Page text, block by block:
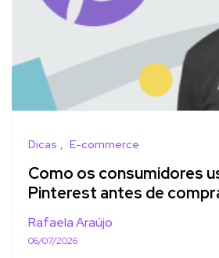
Dicas E-commerce
Como os consumidores
Pinterest antes de
Rafaela Araújo
06/07/2026